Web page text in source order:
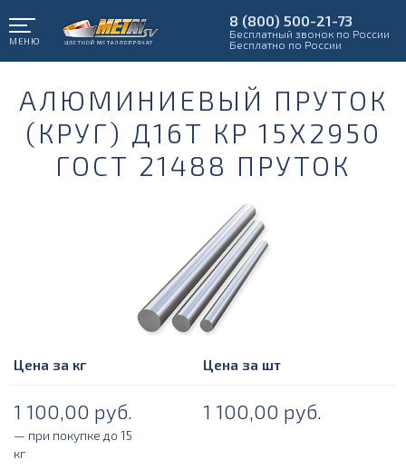
МЕНЮ
8 (800) 500-21-73
Бесплатный звонок по России
Бесплатно по России
АЛЮМИНИЕВЫЙ ПРУТОК
(КРУГ) Д16Т КР 15Х2950
ГОСТ 21488 ПРУТОК
Цена за кг Цена за шт
1 100,00 руб. 1 100,00 руб.
— при покупке до 15
кг